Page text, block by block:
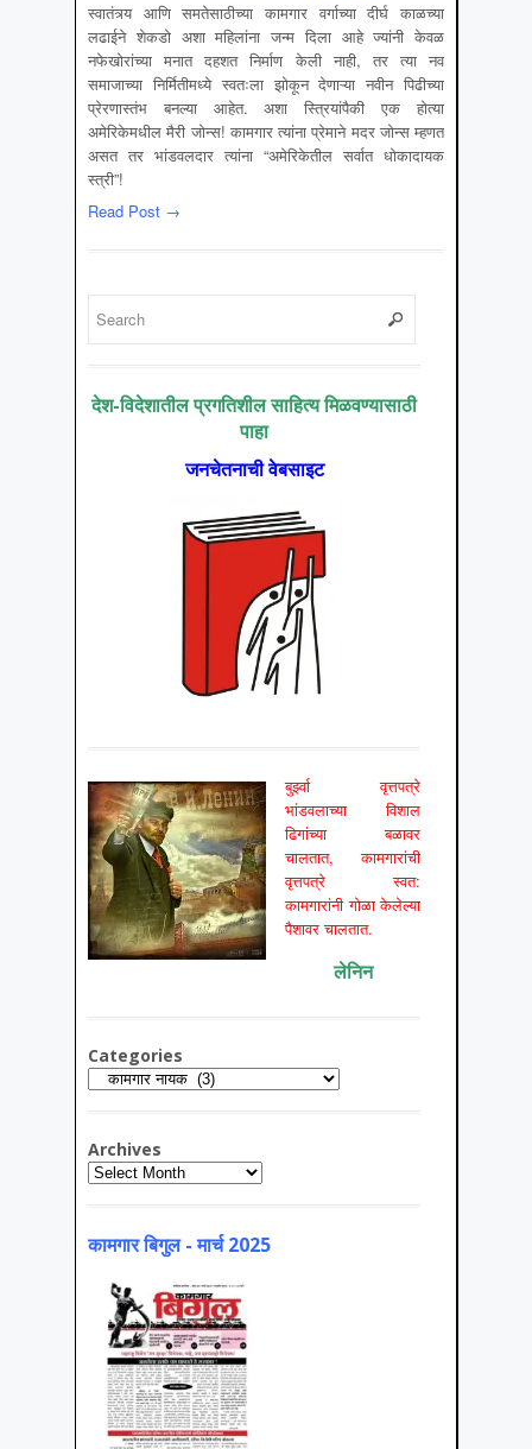
स्वातंत्र्य आणि समतेसाठीच्या कामगार वर्गाच्या दीर्घ काळच्या
लढाईने शेकडो अशा महिलांना जन्म दिला आहे ज्यांनी केवळ
नफेखोरांच्या मनात दहशत निर्माण केली नाही, तर त्या नव
समाजाच्या निर्मितीमध्ये स्वतःला झोकून देणाऱ्या नवीन पिढीच्या
प्रेरणास्तंभ बनल्या आहेत. अशा स्त्रियांपैकी एक होत्या
अमेरिकेमधील मैरी जोन्स! कामगार त्यांना प्रेमाने मदर जोन्स म्हणत
असत तर भांडवलदार त्यांना “अमेरिकेतील सर्वात धोकादायक
स्त्री”!
Read Post →
देश-विदेशातील प्रगतिशील साहित्य मिळवण्यासाठी
पाहा
जनचेतनाची वेबसाइट
बुर्झ्वा वृत्तपत्रे
भांडवलाच्या विशाल
ढिगांच्या बळावर
चालतात, कामगारांची
वृत्तपत्रे स्वत:
कामगारांनी गोळा केलेल्या
पैशावर चालतात.
लेनिन
Categories
Categories
Archives
Archives
कामगार बिगुल - मार्च 2025